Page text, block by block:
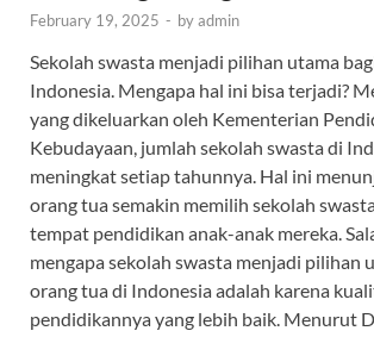
February 19, 2025 - byadmin
Sekolah swasta menjadi pilihan utama
Indonesia. Mengapa hal ini bisa terjadi?
yang dikeluarkan oleh Kementerian
Kebudayaan, jumlah sekolah swasta di
meningkat setiap tahunnya. Hal ini
orang tua semakin memilih sekolah
tempat pendidikan anak-anak mereka.
mengapa sekolah swasta menjadi pilihan
orang tua di Indonesia adalah karena
pendidikannya yang lebih baik. Menurut